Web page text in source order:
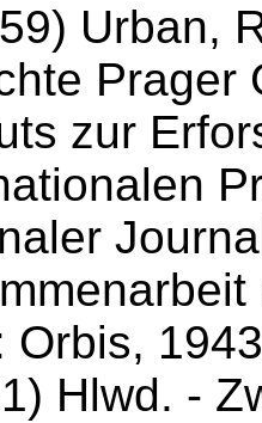
Urban,
Prager
zur
Orbis,
Hlwd. -